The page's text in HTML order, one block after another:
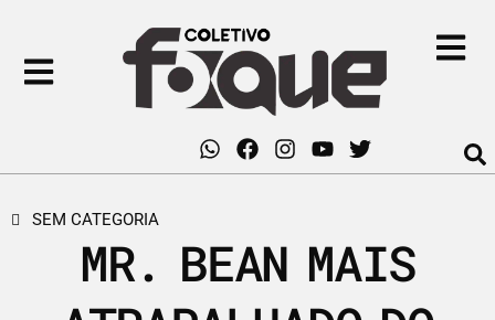
SEM CATEGORIA
MR. BEAN MAIS